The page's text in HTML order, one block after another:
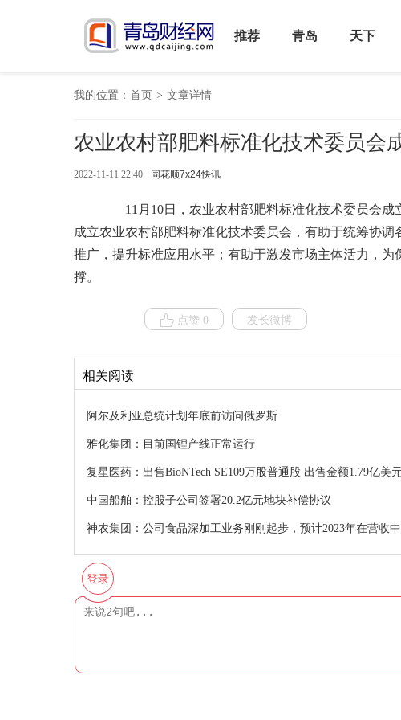
推荐 青岛 天下
我的位置： 首页 > 文章详情
农业农村部肥料标准化技术委员会
2022-11-11 22:40 同花顺7x24快讯
11月10日，农业农村部肥料标准化技术委员会成
成立农业农村部肥料标准化技术委员会，有助于统筹协
推广，提升标准应用水平；有助于激发市场主体活力，
撑。
点赞 0 发长微博
相关阅读
阿尔及利亚总统计划年底前访问俄罗斯
雅化集团：目前国锂产线正常运行
复星医药：出售BioNTech SE109万股普通股 出售金额1.79亿美
中国船舶：控股子公司签署20.2亿元地块补偿协议
神农集团：公司食品深加工业务刚刚起步，预计2023年在营收
登录